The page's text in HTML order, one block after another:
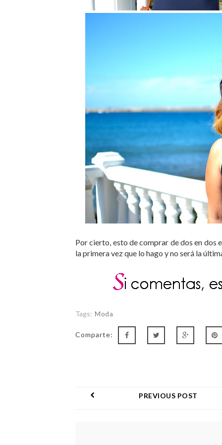
Por cierto, esto de comprar de dos en dos
la primera vez que lo hago y no será la
Tags: Moda
Comparte:
PREVIOUS POST